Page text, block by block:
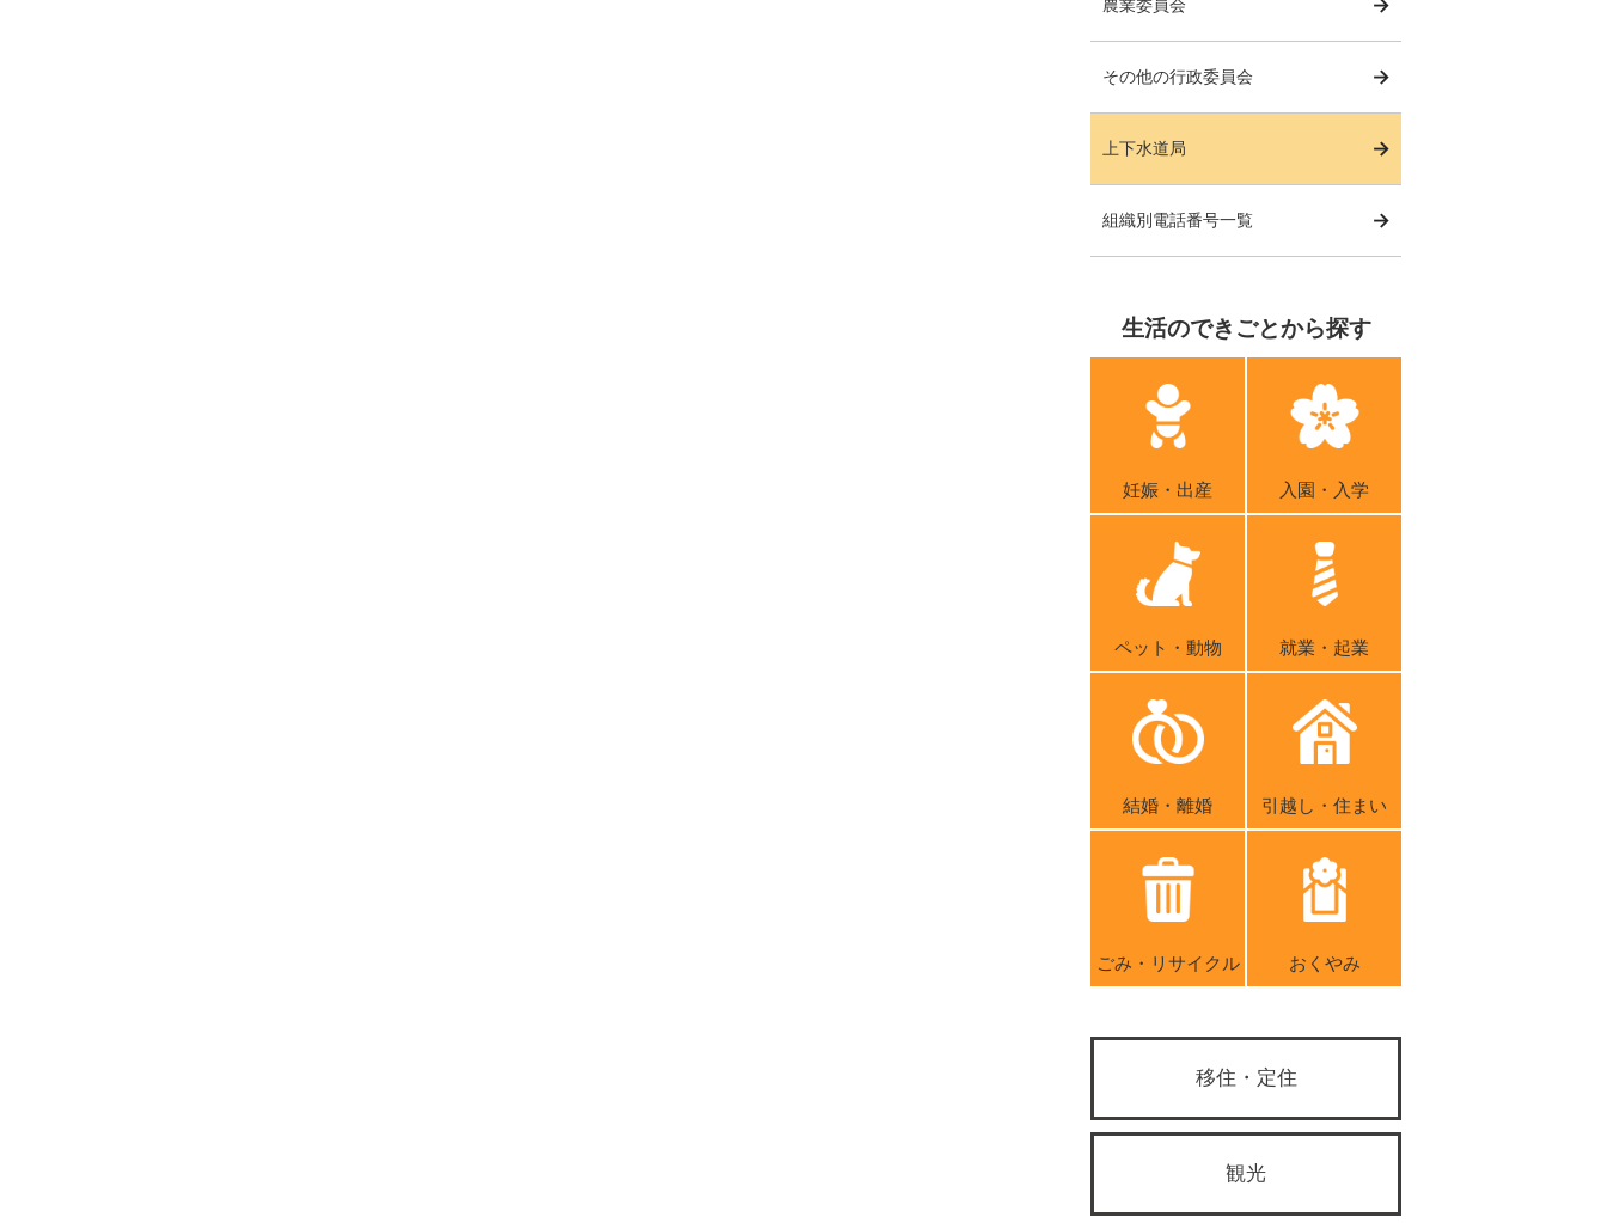
農業委員会
その他の行政委員会
上下水道局
組織別電話番号一覧
生活のできごとから探す
妊娠・出産 入園・入学
ペット・動物 就業・起業
結婚・離婚 引越し・住まい
ごみ・リサイクル おくやみ
移住・定住
観光